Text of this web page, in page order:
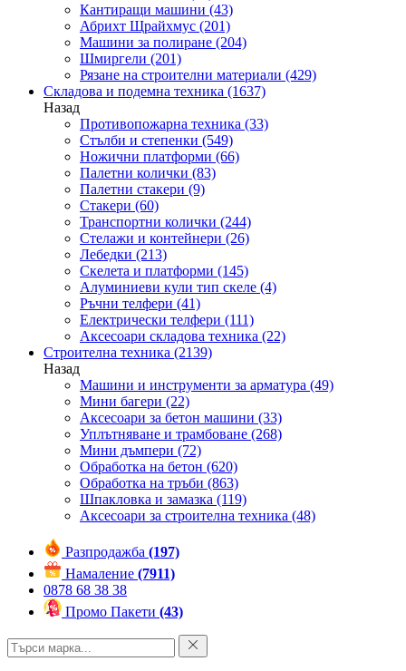
Кантиращи машини (43)
Абрихт Щрайхмус (201)
Машини за полиране (204)
Шмиргели (201)
Рязане на строителни материали (429)
Складова и подемна техника (1637)
Назад
Противопожарна техника (33)
Стълби и степенки (549)
Ножични платформи (66)
Палетни колички (83)
Палетни стакери (9)
Стакери (60)
Транспортни колички (244)
Стелажи и контейнери (26)
Лебедки (213)
Скелета и платформи (145)
Алуминиеви кули тип скеле (4)
Ръчни телфери (41)
Електрически телфери (111)
Аксесоари складова техника (22)
Строителна техника (2139)
Назад
Машини и инструменти за арматура (49)
Мини багери (22)
Аксесоари за бетон машини (33)
Уплътняване и трамбоване (268)
Мини дъмпери (72)
Обработка на бетон (620)
Обработка на тръби (863)
Шпакловка и замазка (119)
Аксесоари за строителна техника (48)
Разпродажба (197)
Намаление (7911)
0878 68 38 38
Промо Пакети (43)